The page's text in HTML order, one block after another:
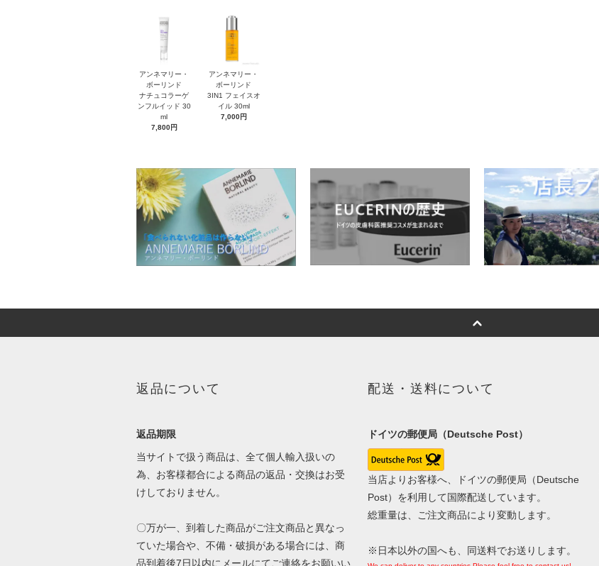
アンネマリー・
ボーリンド
ナチュコラーゲ
ンフルイッド 30
ml
7,800円
アンネマリー・
ボーリンド
3IN1 フェイスオ
イル 30ml
7,000円
返品について
返品期限
当サイトで扱う商品は、全て個人輸入扱いの
為、お客様都合による商品の返品・交換はお受
けしておりません。
〇万が一、到着した商品がご注文商品と異なっ
ていた場合や、不備・破損がある場合には、商
品到着後7日以内にメールにてご連絡をお願いい
配送・送料について
ドイツの郵便局（Deutsche Post）
当店よりお客様へ、ドイツの郵便局（Deutsche
Post）を利用して国際配送しています。
総重量は、ご注文商品により変動します。
※日本以外の国へも、同送料でお送りします。